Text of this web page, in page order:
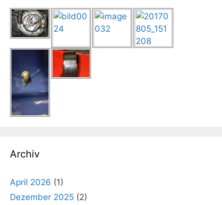
Archiv
April 2026 (1)
Dezember 2025 (2)